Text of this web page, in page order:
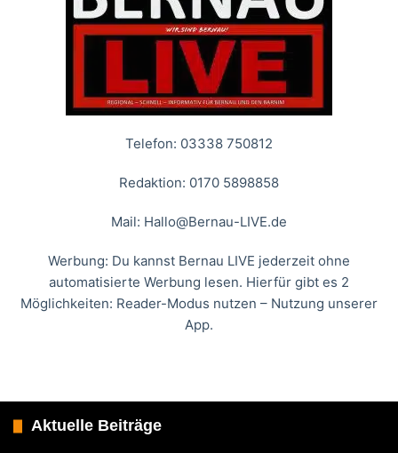
Telefon: 03338 750812
Redaktion: 0170 5898858
Mail: Hallo@Bernau-LIVE.de
Werbung: Du kannst Bernau LIVE jederzeit ohne
automatisierte Werbung lesen. Hierfür gibt es 2
Möglichkeiten: Reader-Modus nutzen – Nutzung unserer
App.
Aktuelle Beiträge